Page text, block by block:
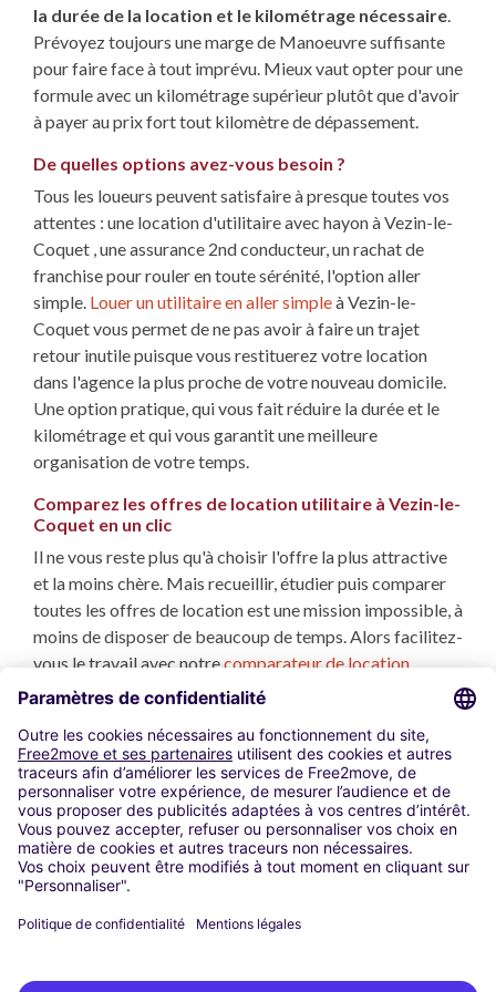
la durée de la location et le kilométrage nécessaire.
Prévoyez toujours une marge de Manoeuvre suffisante
pour faire face à tout imprévu. Mieux vaut opter pour une
formule avec un kilométrage supérieur plutôt que d'avoir
à payer au prix fort tout kilomètre de dépassement.
De quelles options avez-vous besoin ?
Tous les loueurs peuvent satisfaire à presque toutes vos
attentes : une location d'utilitaire avec hayon à Vezin-le-
Coquet , une assurance 2nd conducteur, un rachat de
franchise pour rouler en toute sérénité, l'option aller
simple. Louer un utilitaire en aller simpleà Vezin-le-
Coquet vous permet de ne pas avoir à faire un trajet
retour inutile puisque vous restituerez votre location
dans l'agence la plus proche de votre nouveau domicile.
Une option pratique, qui vous fait réduire la durée et le
kilométrage et qui vous garantit une meilleure
organisation de votre temps.
Comparez les offres de location utilitaire à Vezin-le-
Coquet en un clic
Il ne vous reste plus qu'à choisir l'offre la plus attractive
et la moins chère. Mais recueillir, étudier puis comparer
toutes les offres de location est une mission impossible, à
moins de disposer de beaucoup de temps. Alors facilitez-
vous le travail avec notrecomparateur de location
utilitaire. Nous analysons et comparons toutes les
critères, et en quelques secondes vous disposez des
propositions les plus avantageuses.
Utilisation de cookies
Mentions Légales
Conditions d’utilisations